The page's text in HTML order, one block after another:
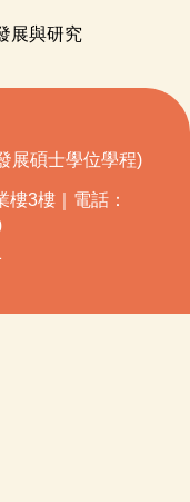
展與研究
展碩士學位學程)
3樓｜電話：